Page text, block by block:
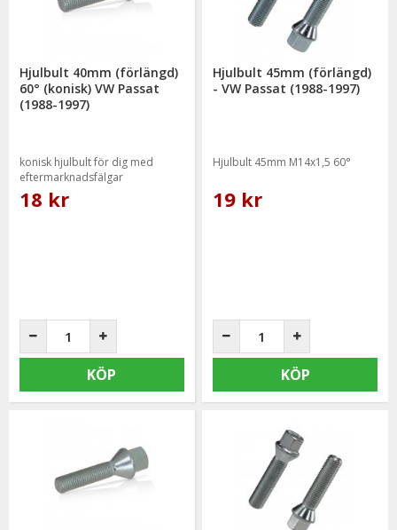
Hjulbult 40mm (förlängd)
60° (konisk) VW Passat
(1988-1997)
konisk hjulbult för dig med
eftermarknadsfälgar
18 kr
KÖP
Hjulbult 45mm (förlängd)
- VW Passat (1988-1997)
Hjulbult 45mm M14x1,5 60°
19 kr
KÖP